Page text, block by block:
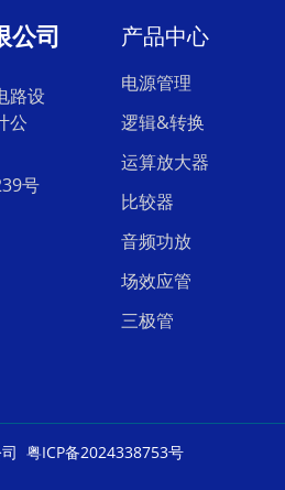
公司
路设
公
号
产品中心
电源管理
逻辑&转换
运算放大器
比较器
音频功放
场效应管
三极管
粤ICP备2024338753号